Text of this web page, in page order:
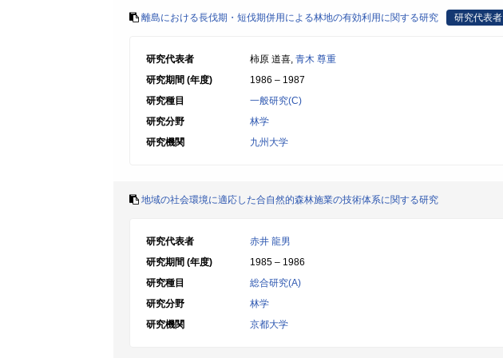
離島における長伐期・短伐期併用による林地の有効利用に関する研究 研究代表者
研究代表者 柿原 道喜, 青木 尊重
研究期間 (年度)
1986 – 1987
研究種目
一般研究(C)
研究分野
林学
研究機関
九州大学
地域の社会環境に適応した合自然的森林施業の技術体系に関する研究
研究代表者
赤井 龍男
研究期間 (年度)
1985 – 1986
研究種目
総合研究(A)
研究分野
林学
研究機関
京都大学